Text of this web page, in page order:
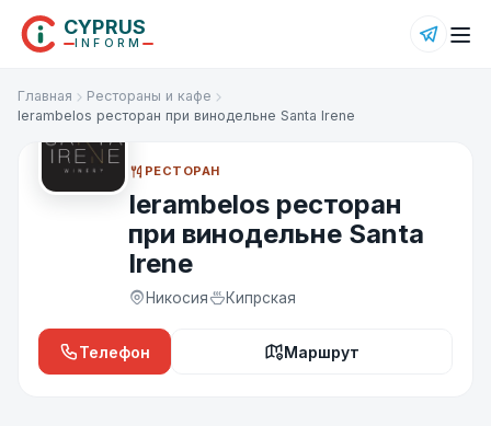
CYPRUS
INFORM
Главная
Рестораны и кафе
Ierambelos ресторан при винодельне Santa Irene
РЕСТОРАН
Ierambelos ресторан
при винодельне Santa
Irene
Никосия Кипрская
Телефон Маршрут